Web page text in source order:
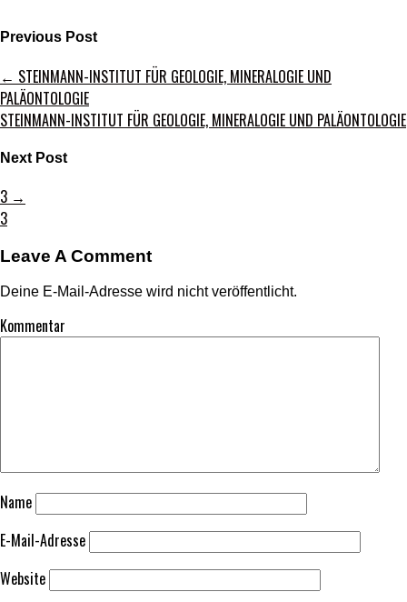
Previous Post
← STEINMANN-INSTITUT FÜR GEOLOGIE, MINERALOGIE UND
PALÄONTOLOGIE
STEINMANN-INSTITUT FÜR GEOLOGIE, MINERALOGIE UND PALÄONTOLOGIE
Next Post
3 →
3
Leave A Comment
Deine E-Mail-Adresse wird nicht veröffentlicht.
Kommentar
Name
E-Mail-Adresse
Website